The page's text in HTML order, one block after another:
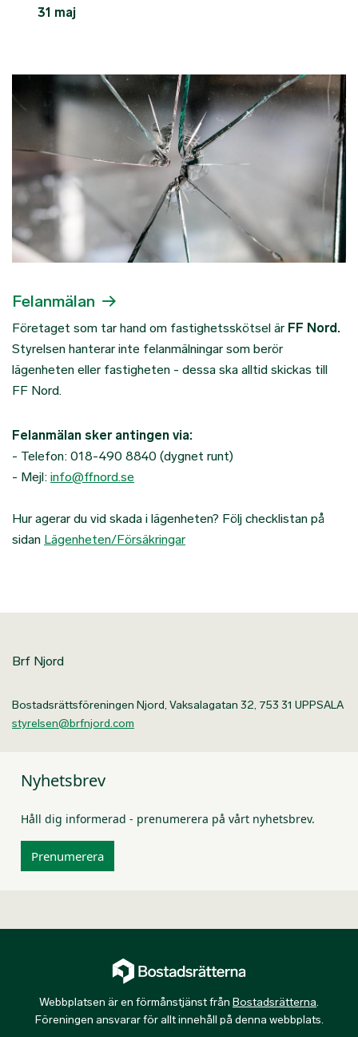
31 maj
Felanmälan
Företaget som tar hand om fastighetsskötsel ärFF Nord.
Styrelsen hanterar inte felanmälningar som berör
lägenheten eller fastigheten - dessa ska alltid skickas till
FF Nord.
Felanmälan sker antingen via:
- Telefon: 018-490 8840 (dygnet runt)
- Mejl: info@ffnord.se
Hur agerar du vid skada i lägenheten? Följ checklistan på
sidan Lägenheten/Försäkringar
Brf Njord
Bostadsrättsföreningen Njord, Vaksalagatan 32, 753 31 UPPSALA
styrelsen@brfnjord.com
Nyhetsbrev
Håll dig informerad - prenumerera på vårt nyhetsbrev.
Prenumerera
Webbplatsen är en förmånstjänst från Bostadsrätterna.
Föreningen ansvarar för allt innehåll på denna webbplats.